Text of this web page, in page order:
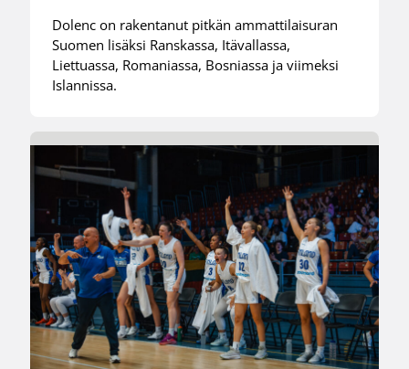
Dolenc on rakentanut pitkän ammattilaisuran
Suomen lisäksi Ranskassa, Itävallassa,
Liettuassa, Romaniassa, Bosniassa ja viimeksi
Islannissa.